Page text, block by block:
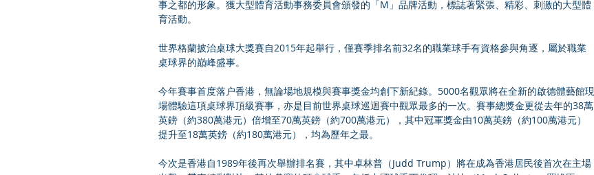
事之都的形象。獲大型體育活動事務委員會頒發的「M」品牌活動，標誌著緊張、精彩、刺激的大型體
育活動。
世界格蘭披治桌球大獎賽自2015年起舉行，僅賽季排名前32名的職業球手有資格參與角逐，屬於職業
桌球界的巔峰盛事。
今年賽事首度落户香港，無論場地規模與賽事獎金均創下新紀錄。5000名觀眾將在全新的啟德體藝館現
場體驗這項桌球界頂級賽事，亦是目前世界桌球巡迴賽中觀眾最多的一次。賽事總獎金更從去年的38萬
英鎊（約380萬港元）倍增至70萬英鎊（約700萬港元），其中冠軍獎金由10萬英鎊（約100萬港元）
提升至18萬英鎊（約180萬港元），均為歷年之最。
今次是香港自1989年後再次舉辦排名賽，其中卓林普（Judd Trump）將在成為香港居民後首次在主場